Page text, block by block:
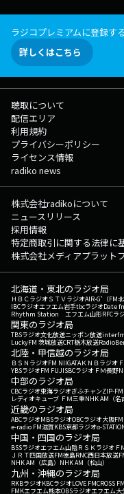
ラジコプレミアムに登録す
詳しくはこちら
聴取について
配信エリア
利用規約
プライバシーポリシー
ライセンス情報
radiko news
株式会社radikoについて
ニュースリリース
採用情報
特定商取引に関する法律に
株式会社メディアプラット
北海道・東北のラジオ局
ＨＢＣラジオＳＴＶラジオAIR-G'（FM北
IBCラジオエフエム岩手tbcラジオDate
Rhythm Station エフエム山形RFCラ
関東のラジオ局
TBSラジオ文化放送ニッポン放送interfm
LuckyFM 茨城放送CRT栃木放送
北陸・甲信越のラジオ局
ＢＳＮラジオFM NIIGATAＫＮＢラジオ
YBSラジオFM FUJISBCラジオ ＦＭ長野
中部のラジオ局
CBCラジオ東海ラジオぎふチャンZIP-FM
レディオキューブ ＦＭ三重NHK AM（名
近畿のラジオ局
ABCラジオMBSラジオOBCラジオ大阪
e-radio FM滋賀KBS京都ラジオα-
中国・四国のラジオ局
BSSラジオエフエム山陰ＲＳＫラジオ Ｆ
ＪＲＴ四国放送FM徳島RNC西日本放送
NHK AM（広島） NHK AM（松山）
九州・沖縄のラジオ局
RKBラジオKBCラジオLOVE FMCROSS FM
FMKエフエム熊本OBSラジオエフエム大